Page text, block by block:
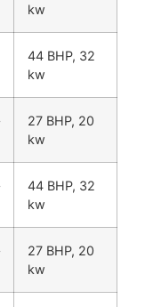
kw
44 BHP, 32
kw
27 BHP, 20
kw
44 BHP, 32
kw
27 BHP, 20
kw